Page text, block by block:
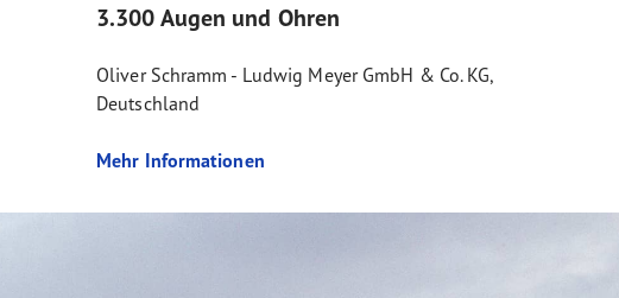
3.300 Augen und Ohren
Oliver Schramm - Ludwig Meyer GmbH & Co. KG,
Deutschland
Mehr Informationen